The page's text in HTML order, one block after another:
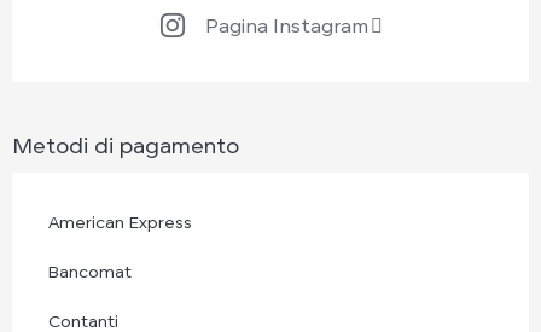
Pagina Instagram
Metodi di pagamento
American Express
Bancomat
Contanti